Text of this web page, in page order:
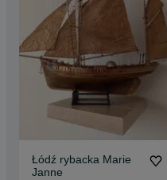
Łódź rybacka Marie
Janne